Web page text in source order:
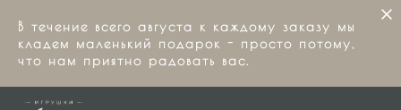
В течение всего августа к каждому заказу мы
кладем маленький подарок - просто потому,
что нам приятно радовать вас.